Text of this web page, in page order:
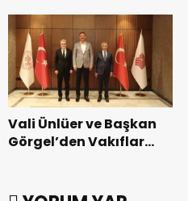
dönemin ön kayıtları
başladı.
Vali Ünlüer ve Başkan
Görgel’den Vakıflar